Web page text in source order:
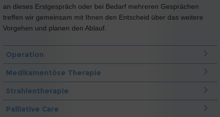
an dieses Erstgespräch oder bei Bedarf mehreren Gesprächen
treffen wir gemeinsam mit Ihnen den Entscheid über das weitere
Vorgehen und planen den Ablauf.
Operation
Medikamentöse Therapie
Strahlentherapie
Palliative Care